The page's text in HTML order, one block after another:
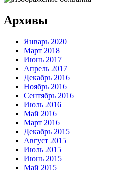
Архивы
Январь 2020
Март 2018
Июнь 2017
Апрель 2017
Декабрь 2016
Ноябрь 2016
Сентябрь 2016
Июль 2016
Май 2016
Март 2016
Декабрь 2015
Август 2015
Июль 2015
Июнь 2015
Май 2015